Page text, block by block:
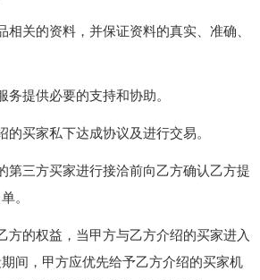
关的资料，并保证资料的真实、准确、
提供必要的支持和协助。
买家私下达成协议及进行交易。
三方买家进行接洽前向乙方确认乙方提
。
的权益，当甲方与乙方介绍的买家进入
间，甲方应优先给予乙方介绍的买家机